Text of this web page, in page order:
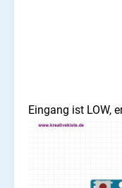
Eingang ist LOW,